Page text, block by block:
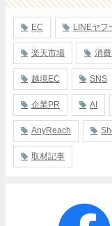
EC LINEヤフ
楽天市場 消
越境EC SNS
企業PR AI
AnyReach
取材記事